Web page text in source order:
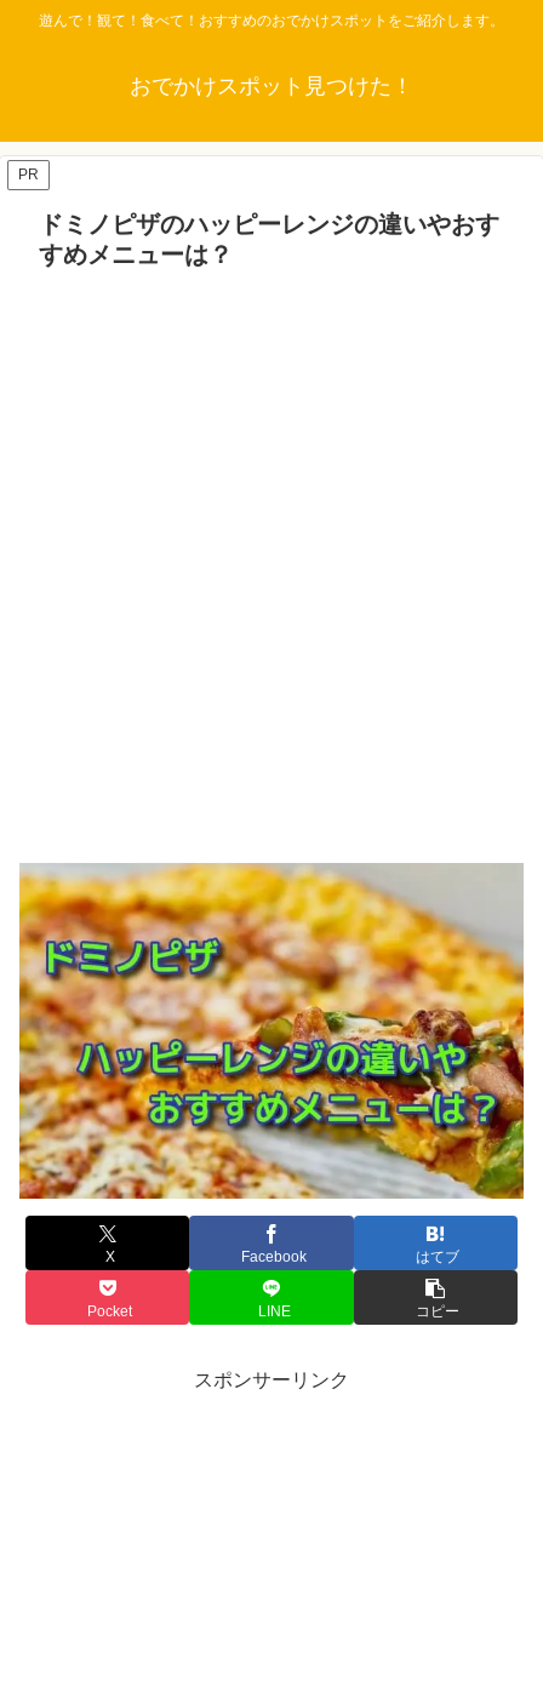
遊んで！観て！食べて！おすすめのおでかけスポットをご紹介します。
おでかけスポット見つけた！
PR
ドミノピザのハッピーレンジの違いやおす
すめメニューは？
X Facebook はてブ
Pocket LINE コピー
スポンサーリンク